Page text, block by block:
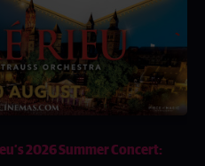
2026 Summer Concert: